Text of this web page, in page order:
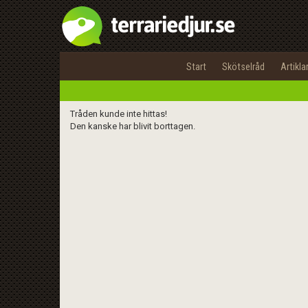
Start Skötselråd Artiklar
Tråden kunde inte hittas!
Den kanske har blivit borttagen.